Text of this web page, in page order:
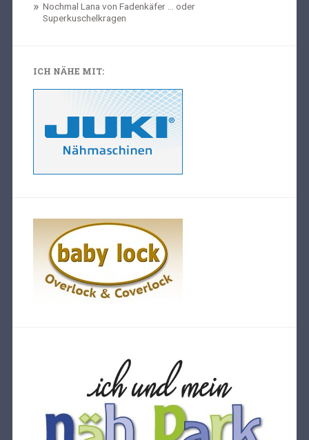
Nochmal Lana von Fadenkäfer … oder
Superkuschelkragen
ICH NÄHE MIT: